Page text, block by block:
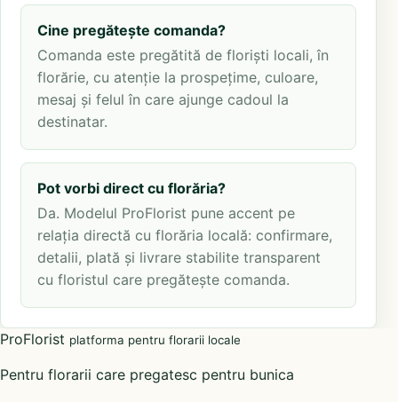
Cine pregătește comanda?
Comanda este pregătită de floriști locali, în
florărie, cu atenție la prospețime, culoare,
mesaj și felul în care ajunge cadoul la
destinatar.
Pot vorbi direct cu florăria?
Da. Modelul ProFlorist pune accent pe
relația directă cu florăria locală: confirmare,
detalii, plată și livrare stabilite transparent
cu floristul care pregătește comanda.
ProFlorist platforma pentru florarii locale
Pentru florarii care pregatesc pentru bunica